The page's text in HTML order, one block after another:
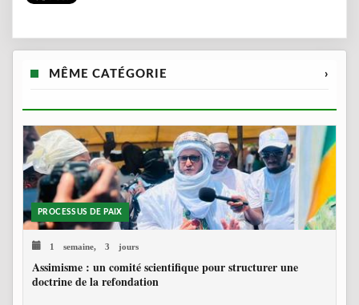
MÊME CATÉGORIE ›
PROCESSUS DE PAIX
1 semaine, 3 jours
Assimisme : un comité scientifique pour structurer une
doctrine de la refondation